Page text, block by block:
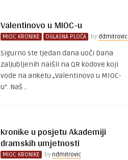
Valentinovo u MIOC-u
MIOC KRONIKE OGLASNA PLOČA by ddmitrovic
Sigurno ste tjedan dana uoči Dana
zaljubljenih naišli na QR kodove koji
vode na anketu „Valentinovo u MIOC-
u“. Naš ..
Kronike u posjetu Akademiji
dramskih umjetnosti
MIOC KRONIKE by ndmitrovic